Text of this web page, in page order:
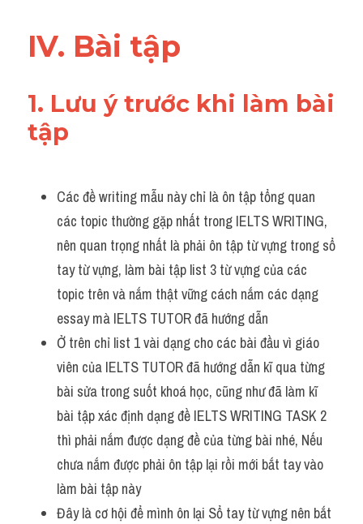
IV. Bài tập
1. Lưu ý trước khi làm bài
tập
Các đề writing mẫu này chỉ là ôn tập tổng quan
các topic thường gặp nhất trong IELTS WRITING,
nên quan trọng nhất là phải ôn tập từ vựng trong sổ
tay từ vựng, làm bài tập list 3 từ vựng của các
topic trên và nắm thật vững cách nắm các dạng
essay mà IELTS TUTOR đã hướng dẫn
Ở trên chỉ list 1 vài dạng cho các bài đầu vì giáo
viên của IELTS TUTOR đã hướng dẫn kĩ qua từng
bài sửa trong suốt khoá học, cũng như đã làm kĩ
bài tập xác định dạng đề IELTS WRITING TASK 2
thì phải nắm được dạng đề của từng bài nhé, Nếu
chưa nắm được phải ôn tập lại rồi mới bắt tay vào
làm bài tập này
Đây là cơ hội để mình ôn lại Sổ tay từ vựng nên bắt